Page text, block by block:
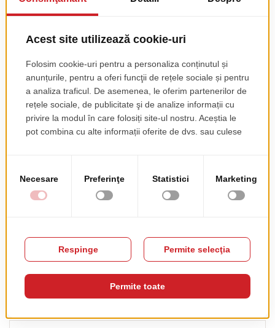
DESCARCĂ 3D
Aceasta sectiune este dedicata arhitectilor si designerilor.
Contactati-nepentru mai multe detalii.
Acest produs nu are recenzii încă. Fii primul!
★★